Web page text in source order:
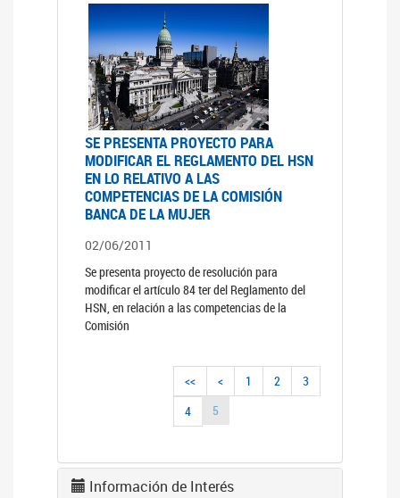
SE PRESENTA PROYECTO PARA
MODIFICAR EL REGLAMENTO DEL HSN
EN LO RELATIVO A LAS
COMPETENCIAS DE LA COMISIÓN
BANCA DE LA MUJER
02/06/2011
Se presenta proyecto de resolución para
modificar el artículo 84 ter del Reglamento del
HSN, en relación a las competencias de la
Comisión
<< < 1 2
3
4
5
Información de Interés